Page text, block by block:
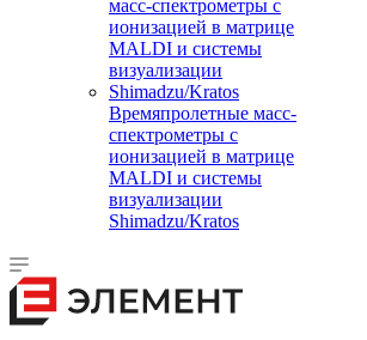
Времяпролетные масс-
спектрометры с
ионизацией в матрице
MALDI и системы
визуализации
Shimadzu/Kratos